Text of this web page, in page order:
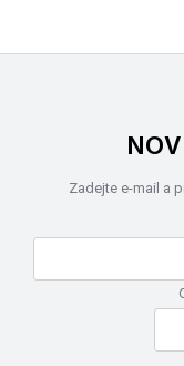
Zadejte e-mail a